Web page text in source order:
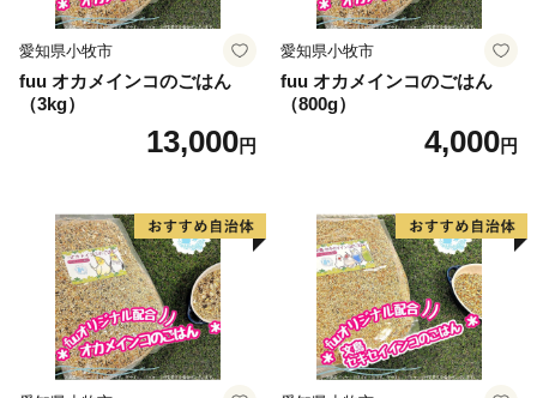
愛知県小牧市
fuu オカメインコのごはん
（3kg）
13,000円
愛知県小牧市
fuu オカメインコのごはん
（800g）
4,000円